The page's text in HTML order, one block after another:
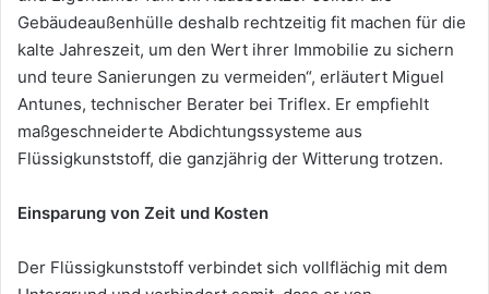
Gebäudeaußenhülle deshalb rechtzeitig fit machen für die
kalte Jahreszeit, um den Wert ihrer Immobilie zu sichern
und teure Sanierungen zu vermeiden“, erläutert Miguel
Antunes, technischer Berater bei Triflex. Er empfiehlt
maßgeschneiderte Abdichtungssysteme aus
Flüssigkunststoff, die ganzjährig der Witterung trotzen.
Einsparung von Zeit und Kosten
Der Flüssigkunststoff verbindet sich vollflächig mit dem